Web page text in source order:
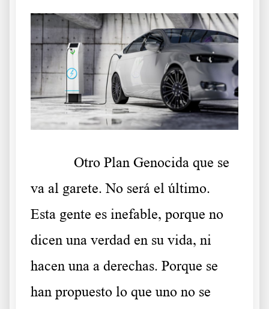
Otro Plan Genocida que se
va al garete. No será el último.
Esta gente es inefable, porque no
dicen una verdad en su vida, ni
hacen una a derechas. Porque se
han propuesto lo que uno no se